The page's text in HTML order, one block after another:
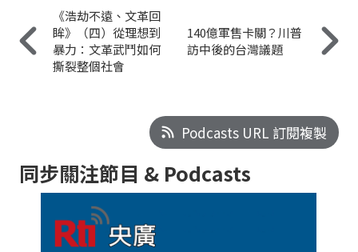
《浩劫不遠、文革回
眸》（四）從理想到
暴力：文革武鬥如何
撕裂整個社會
140億軍售卡關？川普
訪中後的台灣議題
Podcasts URL 訂閱複製
同步關注節目 & Podcasts